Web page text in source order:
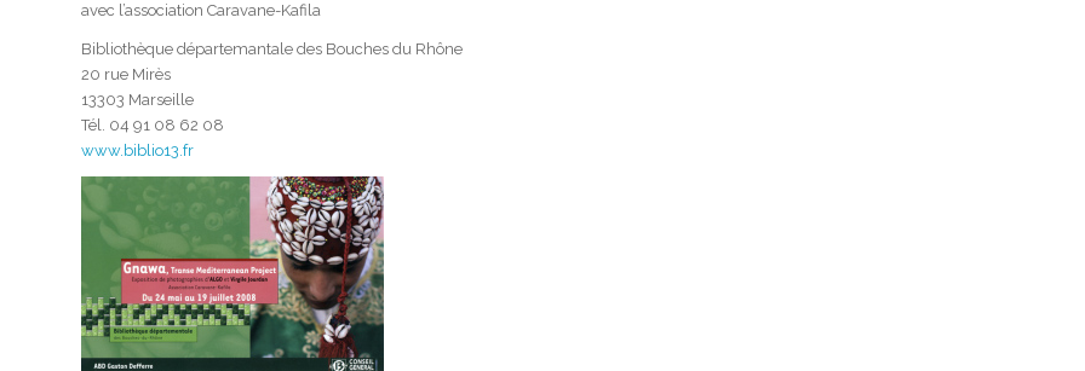
avec l’association Caravane-Kafila
Bibliothèque départemantale des Bouches du Rhône
20 rue Mirès
13303 Marseille
Tél. 04 91 08 62 08
www.biblio13.fr